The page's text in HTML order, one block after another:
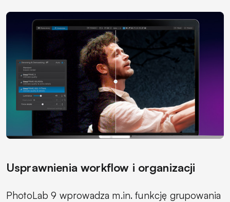
Usprawnienia workflow i organizacji
PhotoLab 9 wprowadza m.in. funkcję grupowania